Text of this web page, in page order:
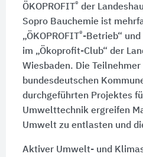
ÖKOPROFIT
® der
Sopro Bauchemie ist
„ÖKOPROFIT
®-Betrieb“
im „Ökoprofit-Club“ der
Wiesbaden. Die
bundesdeutschen
durchgeführten Projektes
Umwelttechnik ergreifen
Umwelt zu entlasten und
Aktiver Umwelt- und